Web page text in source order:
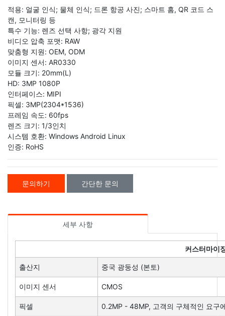
적용: 얼굴 인식; 물체 인식; 드론 항공 사진; 스마트 홈, QR 코드 스
캔, 모니터링 등
특수 기능: 렌즈 선택 사항; 광각 지원
비디오 압축 포맷: RAW
맞춤형 지원: OEM, ODM
이미지 센서: AR0330
모듈 크기: 20mm(L)
HD: 3MP 1080P
인터페이스: MIPI
픽셀: 3MP(2304*1536)
프레임 속도: 60fps
렌즈 크기: 1/3인치
시스템 호환: Windows Android Linux
인증: RoHS
문의하기 간단한 문의
세부 사항
커스터마이
출산지 중국 광둥성 (본토)
이미지 센서 CMOS
픽셀 0.2MP - 48MP, 고객의 구체적인 요구